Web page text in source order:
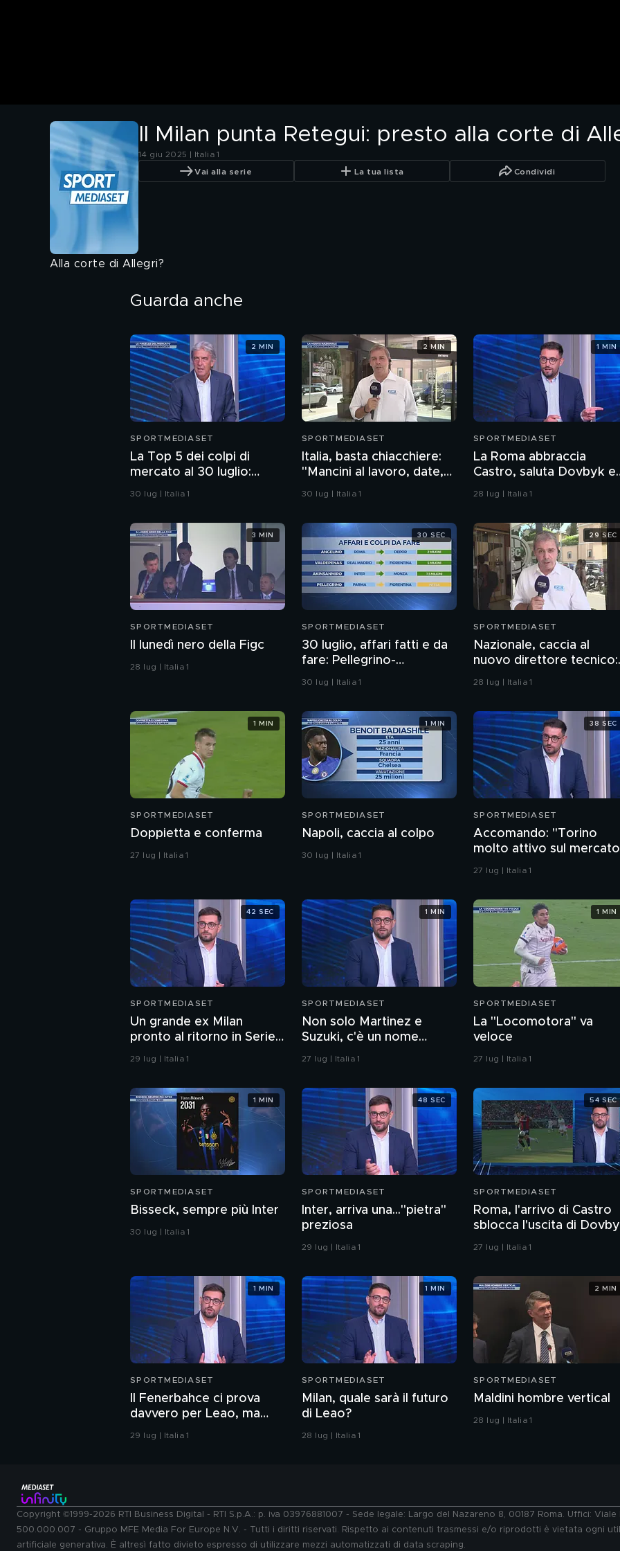
Il Milan punta Retegui: presto alla corte di
14 giu 2025 | Italia 1
Vai alla serie La tua lista Condividi
Alla corte di Allegri?
Guarda anche
SPORTMEDIASET
La Top 5 dei colpi di
mercato al 30 luglio:
Ramos o Alajbegovic al 1°
30 lug | Italia 1
2 MIN
SPORTMEDIASET
Italia, basta chiacchiere:
"Mancini al lavoro, date,
convocazioni e…"
30 lug | Italia 1
2 MIN
SPORTMEDIASET
La Roma abbraccia
Castro, saluta Dovbyk e
punta a un nuovo
28 lug | Italia 1
1 MIN
SPORTMEDIASET
Il lunedì nero della Figc
28 lug | Italia 1
3 MIN
SPORTMEDIASET
30 luglio, affari fatti e da
fare: Pellegrino-
Fiorentina, intesa
30 lug | Italia 1
30 SEC
SPORTMEDIASET
Nazionale, caccia al
nuovo direttore tecnico:
ecco chi potrebbe essere
28 lug | Italia 1
29 SEC
SPORTMEDIASET
Doppietta e conferma
27 lug | Italia 1
1 MIN
SPORTMEDIASET
Napoli, caccia al colpo
30 lug | Italia 1
1 MIN
SPORTMEDIASET
Accomando: "Torino
molto attivo sul
colpo da 120 milioni per il
27 lug | Italia 1
38 SEC
SPORTMEDIASET
Un grande ex Milan
pronto al ritorno in Serie
29 lug | Italia 1
42 SEC
SPORTMEDIASET
Non solo Martinez e
Suzuki, c'è un nome
nuovo per la porta della
27 lug | Italia 1
1 MIN
SPORTMEDIASET
La "Locomotora" va
veloce
27 lug | Italia 1
1 MIN
SPORTMEDIASET
Bisseck, sempre più Inter
30 lug | Italia 1
1 MIN
SPORTMEDIASET
Inter, arriva una..."pietra"
preziosa
29 lug | Italia 1
48 SEC
SPORTMEDIASET
Roma, l'arrivo di Castro
sblocca l'uscita di
27 lug | Italia 1
54 SEC
SPORTMEDIASET
Il Fenerbahce ci prova
davvero per Leao, ma
attenzione al derby turco
29 lug | Italia 1
1 MIN
SPORTMEDIASET
Milan, quale sarà il futuro
di Leao?
28 lug | Italia 1
1 MIN
SPORTMEDIASET
Maldini hombre vertical
28 lug | Italia 1
2 MIN
Copyright ©1999-2026 RTI Business Digital - RTI S.p.A.: p. iva 03976881007 - Sede legale: Largo del Nazareno 8, 00187 Roma. Uffici:
500.000.007 - Gruppo MFE Media For Europe N.V. - Tutti i diritti riservati. Rispetto ai contenuti trasmessi e/o riprodotti è vietata ogni
artificiale generativa. È altresì fatto divieto espresso di utilizzare mezzi automatizzati di data scraping.